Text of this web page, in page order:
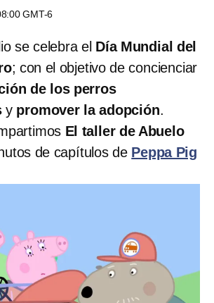
GMT-6
se celebra el Día Mundial del
; con el objetivo de concienciar
de los perros
y promover la adopción.
El taller de Abuelo
de capítulos de Peppa Pig